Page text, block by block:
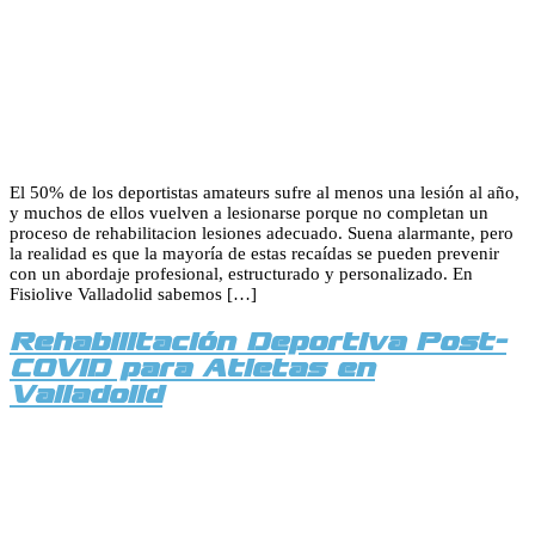
El 50% de los deportistas amateurs sufre al menos una lesión al año,
y muchos de ellos vuelven a lesionarse porque no completan un
proceso de rehabilitacion lesiones adecuado. Suena alarmante, pero
la realidad es que la mayoría de estas recaídas se pueden prevenir
con un abordaje profesional, estructurado y personalizado. En
Fisiolive Valladolid sabemos […]
Rehabilitación Deportiva Post-
COVID para Atletas en
Valladolid